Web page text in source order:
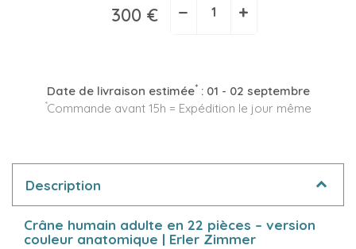
300 € − +
Date de livraison estimée*: 01 - 02 septembre
*Commande avant 15h = Expédition le jour même
Description
Crâne humain adulte en 22 pièces – version
couleur anatomique | Erler Zimmer